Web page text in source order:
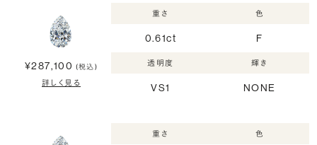
¥287,100 (税込)
詳しく見る
重さ
0.61ct
色
F
透明度
VS1
輝き
NONE
重さ 色